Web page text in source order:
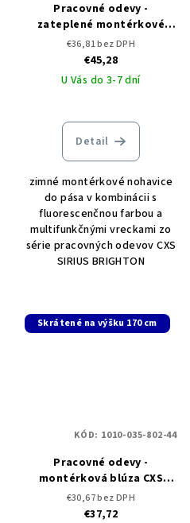
Pracovné odevy -
zateplené montérkové
nohavice do pása CXS
SIRIUS BRIGHTON
€36,81 bez DPH
€45,28
U Vás do 3-7 dní
Detail
zimné montérkové nohavice
do pása v kombinácii s
fluorescenčnou farbou a
multifunkčnými vreckami zo
série pracovných odevov CXS
SIRIUS BRIGHTON
Skrátené na výšku 170 cm
Pracovné odevy -
montérková blúza CXS
SIRIUS BRIGHTON -
skrátená
€30,67 bez DPH
€37,72
KÓD: 1010-035-802-44